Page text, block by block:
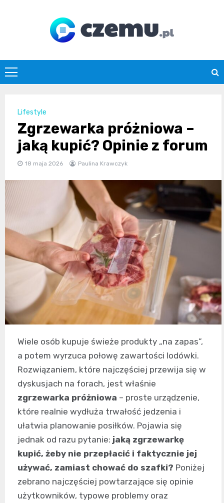
czemu.pl
Lifestyle
Zgrzewarka próżniowa –
jaką kupić? Opinie z forum
18 maja 2026 Paulina Krawczyk
Wiele osób kupuje świeże produkty „na zapas”,
a potem wyrzuca połowę zawartości lodówki.
Rozwiązaniem, które najczęściej przewija się w
dyskusjach na forach, jest właśnie
zgrzewarka próżniowa – proste urządzenie,
które realnie wydłuża trwałość jedzenia i
ułatwia planowanie posiłków. Pojawia się
jednak od razu pytanie: jaką zgrzewarkę
kupić, żeby nie przepłacić i faktycznie jej
używać, zamiast chować do szafki? Poniżej
zebrano najczęściej powtarzające się opinie
użytkowników, typowe problemy oraz